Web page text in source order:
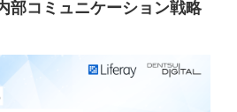
部コミュニケーション戦略